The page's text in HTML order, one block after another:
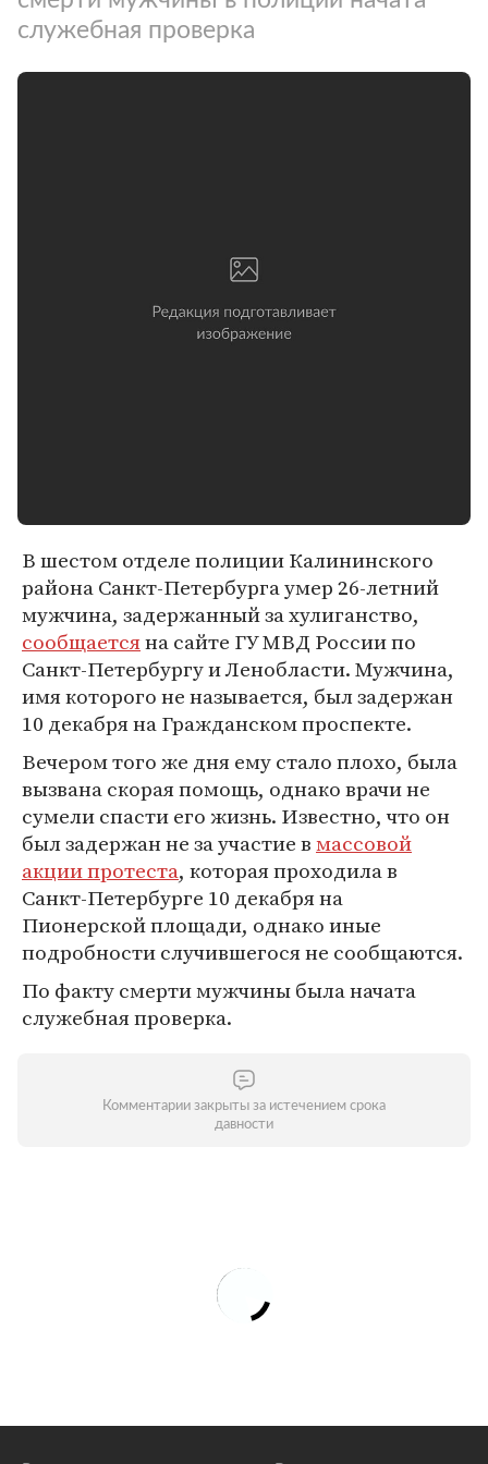
служебная проверка
В шестом отделе полиции Калининского
района Санкт-Петербурга умер 26-летний
мужчина, задержанный за хулиганство,
сообщаетсяна сайте ГУ МВД России по
Санкт-Петербургу и Ленобласти. Мужчина,
имя которого не называется, был задержан
10 декабря на Гражданском проспекте.
Вечером того же дня ему стало плохо, была
вызвана скорая помощь, однако врачи не
сумели спасти его жизнь. Известно, что он
был задержан не за участие вмассовой
акции протеста, которая проходила в
Санкт-Петербурге 10 декабря на
Пионерской площади, однако иные
подробности случившегося не сообщаются.
По факту смерти мужчины была начата
служебная проверка.
Комментарии закрыты за истечением срока
давности